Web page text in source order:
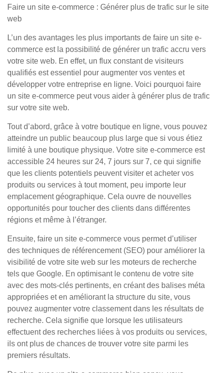
Faire un site e-commerce : Générer plus de trafic sur le site
web
L’un des avantages les plus importants de faire un site e-
commerce est la possibilité de générer un trafic accru vers
votre site web. En effet, un flux constant de visiteurs
qualifiés est essentiel pour augmenter vos ventes et
développer votre entreprise en ligne. Voici pourquoi faire
un site e-commerce peut vous aider à générer plus de trafic
sur votre site web.
Tout d’abord, grâce à votre boutique en ligne, vous pouvez
atteindre un public beaucoup plus large que si vous étiez
limité à une boutique physique. Votre site e-commerce est
accessible 24 heures sur 24, 7 jours sur 7, ce qui signifie
que les clients potentiels peuvent visiter et acheter vos
produits ou services à tout moment, peu importe leur
emplacement géographique. Cela ouvre de nouvelles
opportunités pour toucher des clients dans différentes
régions et même à l’étranger.
Ensuite, faire un site e-commerce vous permet d’utiliser
des techniques de référencement (SEO) pour améliorer la
visibilité de votre site web sur les moteurs de recherche
tels que Google. En optimisant le contenu de votre site
avec des mots-clés pertinents, en créant des balises méta
appropriées et en améliorant la structure du site, vous
pouvez augmenter votre classement dans les résultats de
recherche. Cela signifie que lorsque les utilisateurs
effectuent des recherches liées à vos produits ou services,
ils ont plus de chances de trouver votre site parmi les
premiers résultats.